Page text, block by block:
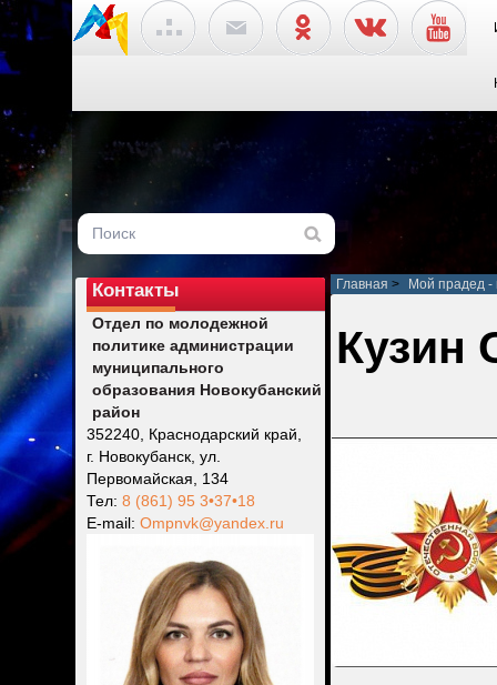
Контакты
Отдел по молодежной
политике администрации
муниципального
образования Новокубанский
район
352240, Краснодарский край,
г. Новокубанск, ул.
Первомайская, 134
Тел: 8 (861) 95 3•37•18
Е-mail: Ompnvk@yandex.ru
Главная > Мой прадед -
Кузин